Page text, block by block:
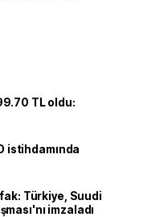
TL oldu:
istihdamında
Türkiye, Suudi
imzaladı